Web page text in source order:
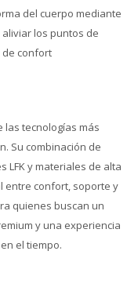
del cuerpo mediante
los puntos de
confort
las tecnologías más
Su combinación de
LFK y materiales de alta
entre confort, soporte y
quienes buscan un
y una experiencia
el tiempo.